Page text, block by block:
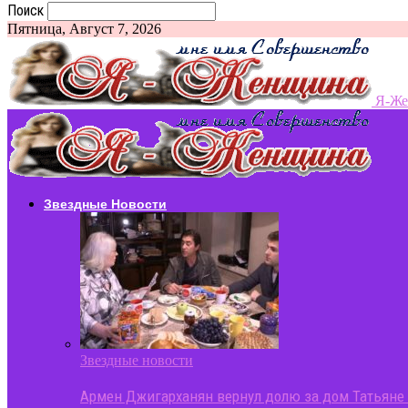
Поиск
Пятница, Август 7, 2026
Я-
Звездные Новости
Звездные новости
Армен Джигарханян вернул долю за дом Татьяне